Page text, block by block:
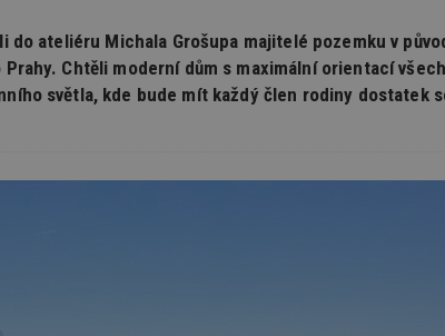
do ateliéru Michala Grošupa majitelé pozemku v
Prahy. Chtěli moderní dům s maximální orientací
světla, kde bude mít každý člen rodiny dostatek